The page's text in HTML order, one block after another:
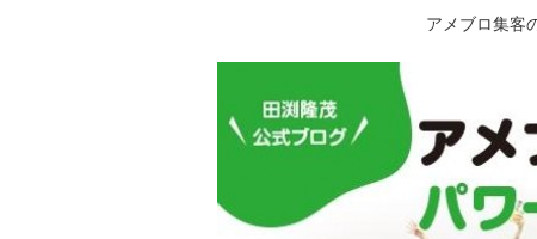
アメブロ集客